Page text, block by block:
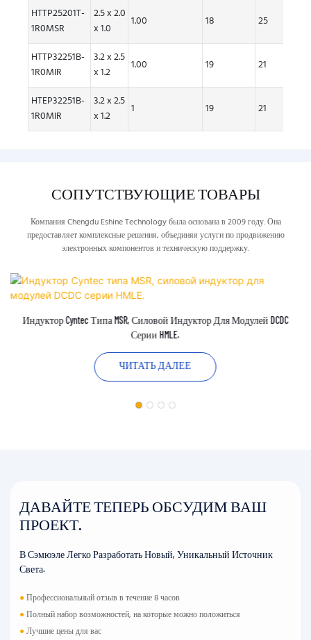
HTTP25201T-
1R0MSR
2.5 x 2.0
x 1.0
1.00 18 25
HTTP32251B-
1R0MIR
3.2 x 2.5
x 1.2
1.00 19 21
HTEP32251B-
1R0MIR
3.2 x 2.5
x 1.2
1 19 21
СОПУТСТВУЮЩИЕ ТОВАРЫ
Компания Chengdu Eshine Technology была основана в 2009 году. Она
предоставляет комплексные решения, объединяя услуги по продвижению
электронных компонентов и техническую поддержку.
Индуктор Cyntec Типа MSR, Силовой Индуктор Для Модулей DCDC
Серии HMLE.
ЧИТАТЬ ДАЛЕЕ
ДАВАЙТЕ ТЕПЕРЬ ОБСУДИМ ВАШ
ПРОЕКТ.
В Сэмюэле Легко Разработать Новый, Уникальный Источник
Света.
●Профессиональный отзыв в течение 8 часов
●Полный набор возможностей, на которые можно положиться
●Лучшие цены для вас